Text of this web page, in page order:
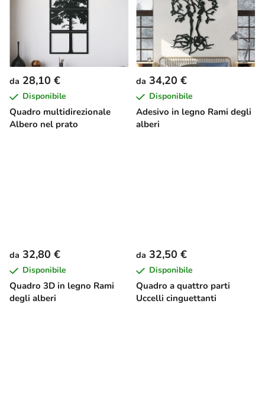
Quadro multidirezionale
Albero nel prato
da 28,10 €
Disponibile
Adesivo in legno Rami degli
alberi
da 34,20 €
Disponibile
Quadro 3D in legno Rami
degli alberi
da 32,80 €
Disponibile
Quadro a quattro parti
Uccelli cinguettanti
da 32,50 €
Disponibile